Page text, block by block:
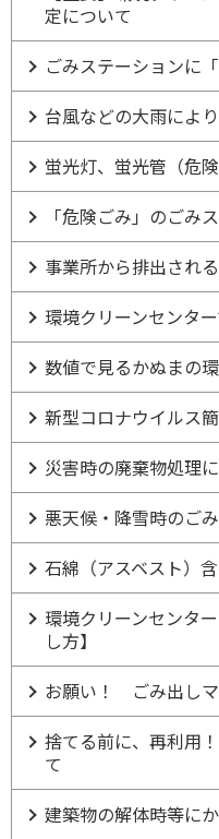
定について
ごみステーションに
台風などの大雨によ
蛍光灯、蛍光管（危
「危険ごみ」のごみ
事業所から排出され
環境クリーンセンタ
数値で見るかぬまの
新型コロナウイルス
災害時の廃棄物処理
悪天候・降雪時のご
石綿（アスベスト）
環境クリーンセンタ
し方】
お願い！ ごみ出しマ
捨てる前に、再利用
て
建築物の解体時等に